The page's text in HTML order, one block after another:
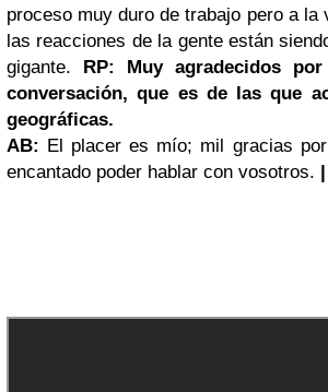
proceso muy duro de trabajo pero a
las reacciones de la gente están
gigante. RP: Muy agradecidos
conversación, que es de las que
geográficas.
AB: El placer es mío; mil gracias
encantado poder hablar con vosotros. |